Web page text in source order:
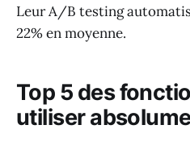
Leur A/B testing
22% en moyenne.
Top 5 des
utiliser